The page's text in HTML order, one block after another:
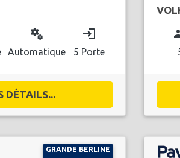
miscellaneous_services
Automatique
login
5 Porte
DÉTAILS...
GRANDE BERLINE